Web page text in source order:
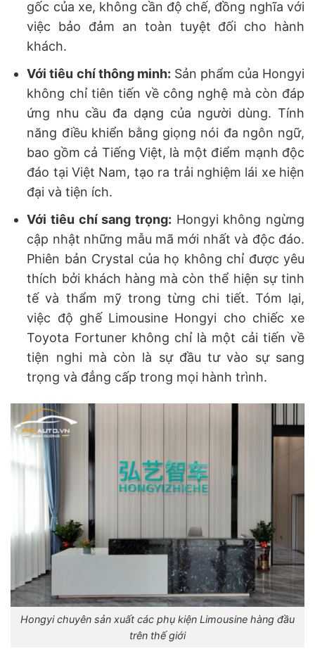
gốc của xe, không cần độ chế, đồng nghĩa với
việc bảo đảm an toàn tuyệt đối cho hành
khách.
Với tiêu chí thông minh: Sản phẩm của Hongyi
không chỉ tiên tiến về công nghệ mà còn đáp
ứng nhu cầu đa dạng của người dùng. Tính
năng điều khiển bằng giọng nói đa ngôn ngữ,
bao gồm cả Tiếng Việt, là một điểm mạnh độc
đáo tại Việt Nam, tạo ra trải nghiệm lái xe hiện
đại và tiện ích.
Với tiêu chí sang trọng: Hongyi không ngừng
cập nhật những mẫu mã mới nhất và độc đáo.
Phiên bản Crystal của họ không chỉ được yêu
thích bởi khách hàng mà còn thể hiện sự tinh
tế và thẩm mỹ trong từng chi tiết. Tóm lại,
việc độ ghế Limousine Hongyi cho chiếc xe
Toyota Fortuner không chỉ là một cải tiến về
tiện nghi mà còn là sự đầu tư vào sự sang
trọng và đẳng cấp trong mọi hành trình.
Hongyi chuyên sản xuất các phụ kiện Limousine hàng đầu
trên thế giới